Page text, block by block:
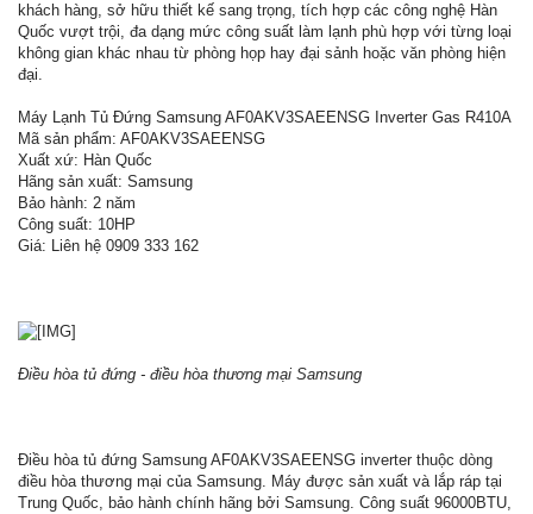
khách hàng, sở hữu thiết kế sang trọng, tích hợp các công nghệ Hàn
Quốc vượt trội, đa dạng mức công suất làm lạnh phù hợp với từng loại
không gian khác nhau từ phòng họp hay đại sảnh hoặc văn phòng hiện
đại.
Máy Lạnh Tủ Đứng Samsung AF0AKV3SAEENSG Inverter Gas R410A
Mã sản phẩm: AF0AKV3SAEENSG
Xuất xứ: Hàn Quốc
Hãng sản xuất: Samsung
Bảo hành: 2 năm
Công suất: 10HP
Giá: Liên hệ 0909 333 162
Điều hòa tủ đứng - điều hòa thương mại Samsung
Điều hòa tủ đứng Samsung AF0AKV3SAEENSG inverter thuộc dòng
điều hòa thương mại của Samsung. Máy được sản xuất và lắp ráp tại
Trung Quốc, bảo hành chính hãng bởi Samsung. Công suất 96000BTU,